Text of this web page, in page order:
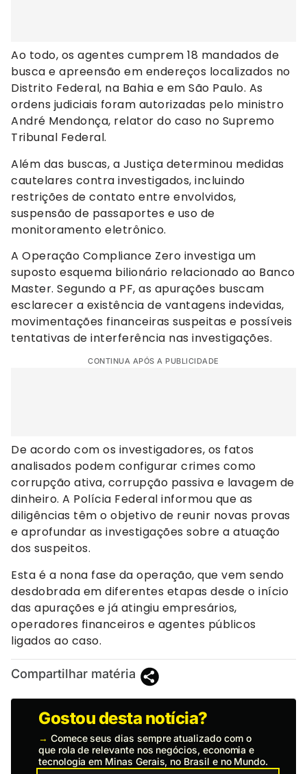
Ao todo, os agentes cumprem 18 mandados de
busca e apreensão em endereços localizados no
Distrito Federal, na Bahia e em São Paulo. As
ordens judiciais foram autorizadas pelo ministro
André Mendonça, relator do caso no Supremo
Tribunal Federal.
Além das buscas, a Justiça determinou medidas
cautelares contra investigados, incluindo
restrições de contato entre envolvidos,
suspensão de passaportes e uso de
monitoramento eletrônico.
A Operação Compliance Zero investiga um
suposto esquema bilionário relacionado ao Banco
Master. Segundo a PF, as apurações buscam
esclarecer a existência de vantagens indevidas,
movimentações financeiras suspeitas e possíveis
tentativas de interferência nas investigações.
CONTINUA APÓS A PUBLICIDADE
De acordo com os investigadores, os fatos
analisados podem configurar crimes como
corrupção ativa, corrupção passiva e lavagem de
dinheiro. A Polícia Federal informou que as
diligências têm o objetivo de reunir novas provas
e aprofundar as investigações sobre a atuação
dos suspeitos.
Esta é a nona fase da operação, que vem sendo
desdobrada em diferentes etapas desde o início
das apurações e já atingiu empresários,
operadores financeiros e agentes públicos
ligados ao caso.
Compartilhar matéria
Gostou desta notícia?
→ Comece seus dias sempre atualizado com o
que rola de relevante nos negócios, economia e
tecnologia em Minas Gerais, no Brasil e no Mundo.